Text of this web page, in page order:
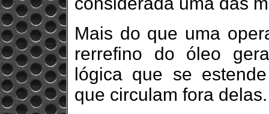
Mais do que uma
rerrefino do óleo
lógica que se
que circulam fora delas.